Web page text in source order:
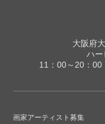
大阪府
ハー
11：00～20：00
画家アーティスト募集